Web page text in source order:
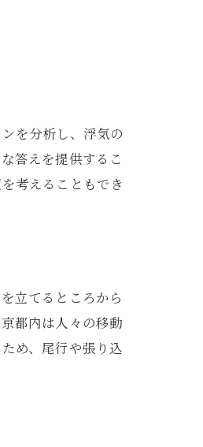
を分析し、浮気の
答えを提供するこ
考えることもでき
立てるところから
都内は人々の移動
め、尾行や張り込